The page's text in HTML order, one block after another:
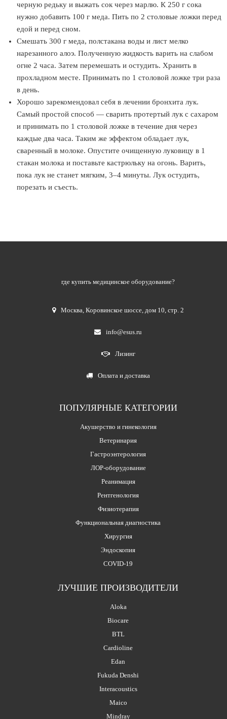
черную редьку и выжать сок через марлю. К 250 г сока
нужно добавить 100 г меда. Пить по 2 столовые ложки перед
едой и перед сном.
Смешать 300 г меда, полстакана воды и лист мелко
нарезанного алоэ. Полученную жидкость варить на слабом
огне 2 часа. Затем перемешать и остудить. Хранить в
прохладном месте. Принимать по 1 столовой ложке три раза
в день.
Хорошо зарекомендовал себя в лечении бронхита лук.
Самый простой способ — сварить протертый лук с сахаром
и принимать по 1 столовой ложке в течение дня через
каждые два часа. Таким же эффектом обладает лук,
сваренный в молоке. Опустите очищенную луковицу в 1
стакан молока и поставьте кастрюльку на огонь. Варить,
пока лук не станет мягким, 3–4 минуты. Лук остудить,
порезать и съесть.
где купить медицинское оборудование?
Москва,Коровинское шоссе, дом 10, стр. 2
info@esus.ru
Лизинг
Оплата и доставка
ПОПУЛЯРНЫЕ КАТЕГОРИИ
Акушерство и гинекология
Ветеринария
Гастроэнтерология
ЛОР-оборудование
Реанимация
Рентгенология
Физиотерапия
Функциональная диагностика
Хирургия
Эндоскопия
COVID-19
ЛУЧШИЕ ПРОИЗВОДИТЕЛИ
Aloka
Biocare
BTL
Cardioline
Edan
Fukuda Denshi
Interacoustics
Maico
Mindray